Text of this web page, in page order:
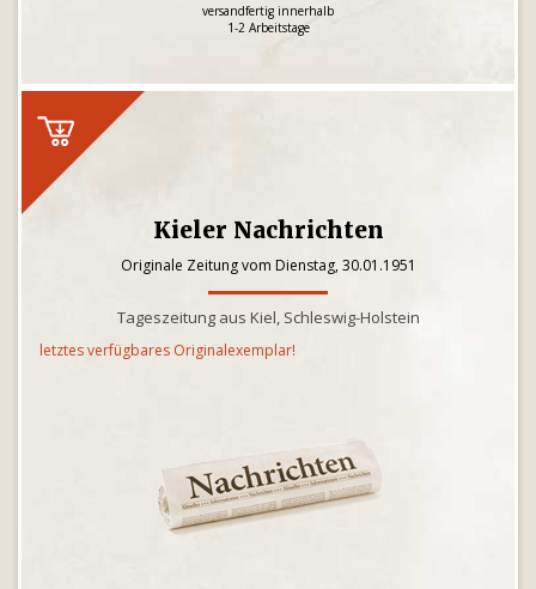
versandfertig innerhalb
1-2 Arbeitstage
Kieler Nachrichten
Originale Zeitung vom Dienstag, 30.01.1951
Tageszeitung aus Kiel, Schleswig-Holstein
letztes verfügbares Originalexemplar!